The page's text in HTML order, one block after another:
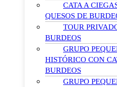
CATA A
QUESOS DE
TOUR
BURDEOS
GRUPO
HISTÓRICO CON
BURDEOS
GRUPO